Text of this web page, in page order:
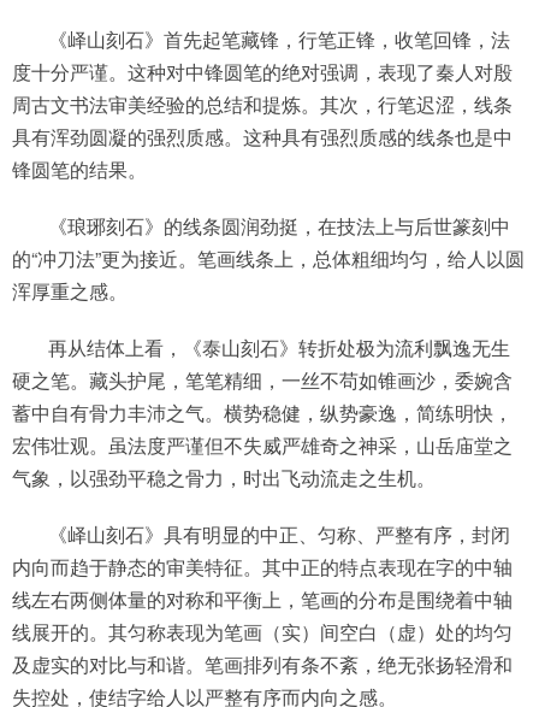
《峄山刻石》首先起笔藏锋，行笔正锋，收笔回锋，法
度十分严谨。这种对中锋圆笔的绝对强调，表现了秦人对殷
周古文书法审美经验的总结和提炼。其次，行笔迟涩，线条
具有浑劲圆凝的强烈质感。这种具有强烈质感的线条也是中
锋圆笔的结果。
《琅琊刻石》的线条圆润劲挺，在技法上与后世篆刻中
的“冲刀法”更为接近。笔画线条上，总体粗细均匀，给人以圆
浑厚重之感。
再从结体上看，《泰山刻石》转折处极为流利飘逸无生
硬之笔。藏头护尾，笔笔精细，一丝不苟如锥画沙，委婉含
蓄中自有骨力丰沛之气。横势稳健，纵势豪逸，简练明快，
宏伟壮观。虽法度严谨但不失威严雄奇之神采，山岳庙堂之
气象，以强劲平稳之骨力，时出飞动流走之生机。
《峄山刻石》具有明显的中正、匀称、严整有序，封闭
内向而趋于静态的审美特征。其中正的特点表现在字的中轴
线左右两侧体量的对称和平衡上，笔画的分布是围绕着中轴
线展开的。其匀称表现为笔画（实）间空白（虚）处的均匀
及虚实的对比与和谐。笔画排列有条不紊，绝无张扬轻滑和
失控处，使结字给人以严整有序而内向之感。